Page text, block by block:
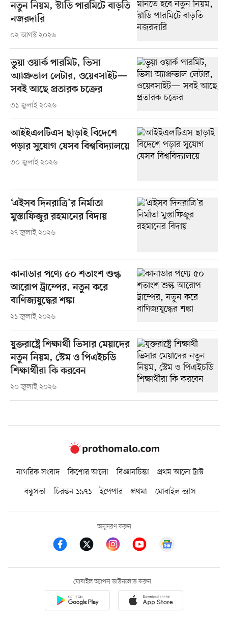
নতুন নিয়ম, স্টাডি পারমিটে বাড়তি
নজরদারি
০২ আগস্ট ২০২৬
ভুয়া ওয়ার্ক পারমিট, ভিসা
অ্যাপ্রুভাল লেটার, ওয়েবসাইট—
সবই আছে প্রতারক চক্রের
৩১ জুলাই ২০২৬
আইইএলটিএস ছাড়াই বিদেশে
পড়ার সুযোগ যেসব বিশ্ববিদ্যালয়ে
৩০ জুলাই ২০২৬
‘এইসব দিনরাত্রি’র নির্মাতা
মুস্তাফিজুর রহমানের বিদায়
২৭ জুলাই ২০২৬
কানাডার পণ্যে ৫০ শতাংশ শুল্ক
আরোপ ট্রাম্পের, নতুন করে
বাণিজ্যযুদ্ধের শঙ্কা
২১ জুলাই ২০২৬
যুক্তরাষ্ট্রে শিক্ষার্থী ভিসার মেয়াদের
নতুন নিয়ম, স্টেম ও পিএইচডি
শিক্ষার্থীরা কি করবেন
২০ জুলাই ২০২৬
নাগরিক সংবাদ কিশোর আলো বিজ্ঞানচিন্তা
প্রথম আলো ট্রাস্ট
বন্ধুসভা
চিরন্তন ১৯৭১ ইপেপার প্রথমা মোবাইল ভ্যাস
অনুসরণ করুন
মোবাইল অ্যাপস ডাউনলোড করুন